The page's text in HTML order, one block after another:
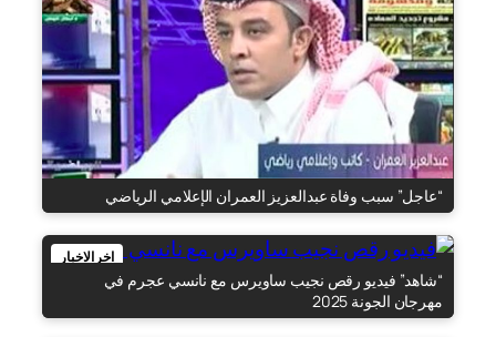
“عاجل” سبب وفاة عبدالعزيز العمران الإعلامي الرياضي
اخر الاخبار
“شاهد” فيديو رقص نجيب ساويرس مع نانسي عجرم في
مهرجان الجونة 2025